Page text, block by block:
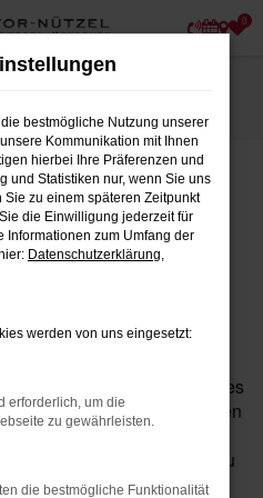
0
für
Nützel
nach einem fast neuen
hohe Qualität als
ist der Ateca von
Motor-Nützel die perfekte
sind wir Ihr zuverlässiges
von Fulda und bieten Ihnen
Jahreswagen, die
bieten – jedoch zu
bestmögliche Nutzung unserer
Kommunikation mit Ihnen
hierbei Ihre Präferenzen und
und Statistiken nur, wenn Sie uns
Sie zu einem späteren Zeitpunkt
die Einwilligung jederzeit für
Informationen zum Umfang der
Datenschutzerklärung,
werden von uns eingesetzt:
erforderlich, um die
zu gewährleisten.
die bestmögliche Funktionalität